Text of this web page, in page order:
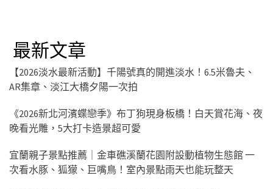
最新文章
【2026淡水最新活動】千陽號真的開進淡水！6.5米魯夫、
AR集章、淡江大橋夕陽一次拍
《2026新北河濱蝶戀季》布丁狗現身板橋！白天賞花海、夜
晚看光雕，5大打卡造景超可愛
宜蘭親子景點推薦｜金車礁溪蘭花園附設動植物生態館 一
次看水豚、狐獴、巨嘴鳥！室內景點雨天也能玩整天